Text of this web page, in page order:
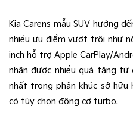
Kia Carens mẫu SUV hướng
nhiều ưu điểm vượt trội như
inch hỗ trợ Apple CarPlay/
nhận được nhiều quà tặng
nhất trong phân khúc sở hữu
có tùy chọn động cơ turbo.